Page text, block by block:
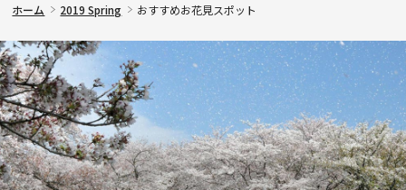
ホーム 2019 Spring おすすめお花見スポット